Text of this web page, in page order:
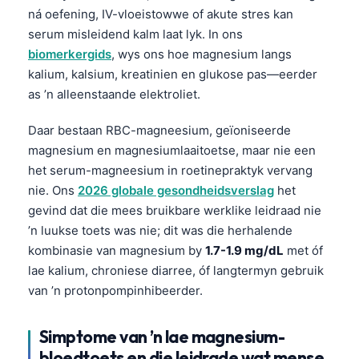
ná oefening, IV-vloeistowwe of akute stres kan
serum misleidend kalm laat lyk. In ons
biomerkergids, wys ons hoe magnesium langs
kalium, kalsium, kreatinien en glukose pas—eerder
as ’n alleenstaande elektroliet.
Daar bestaan RBC-magneesium, geïoniseerde
magnesium en magnesiumlaaitoetse, maar nie een
het serum-magneesium in roetinepraktyk vervang
nie. Ons 2026 globale gesondheidsverslag het
gevind dat die mees bruikbare werklike leidraad nie
’n luukse toets was nie; dit was die herhalende
kombinasie van magnesium by 1.7-1.9 mg/dL met óf
lae kalium, chroniese diarree, óf langtermyn gebruik
van ’n protonpompinhibeerder.
Simptome van ’n lae magnesium-